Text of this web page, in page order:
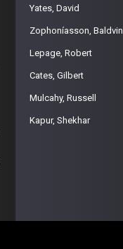
Yates, David
Zophoníasson, Baldvin
Lepage, Robert
Cates, Gilbert
Mulcahy, Russell
Kapur, Shekhar